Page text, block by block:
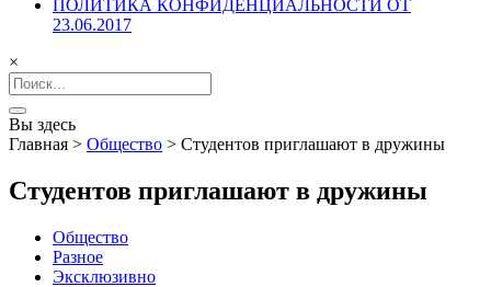
ПОЛИТИКА КОНФИДЕНЦИАЛЬНОСТИ ОТ
23.06.2017
×
Search
for:
Вы здесь
Главная > Общество > Студентов приглашают в дружины
Студентов приглашают в дружины
Общество
Разное
Эксклюзивно